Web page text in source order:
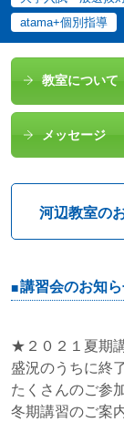
atama+個別指導
教室について
メッセージ
河辺教室の
講習会のお知
★２０２１夏期
盛況のうちに終
たくさんのご参
冬期講習のご案